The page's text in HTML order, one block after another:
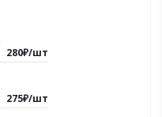
280₽/шт
275₽/шт